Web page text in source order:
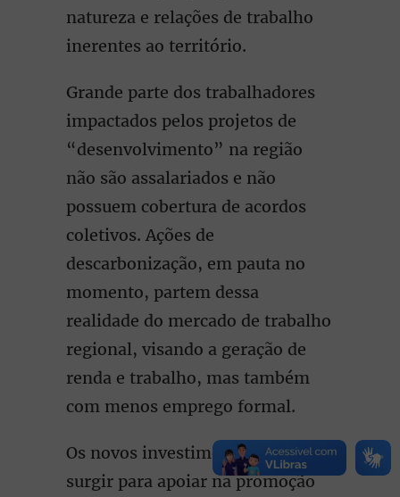
natureza e relações de trabalho
inerentes ao território.
Grande parte dos trabalhadores
impactados pelos projetos de
“desenvolvimento” na região
não são assalariados e não
possuem cobertura de acordos
coletivos. Ações de
descarbonização, em pauta no
momento, partem dessa
realidade do mercado de trabalho
regional, visando a geração de
renda e trabalho, mas também
com menos emprego formal.
Os novos investimentos precisam
surgir para apoiar na promoção